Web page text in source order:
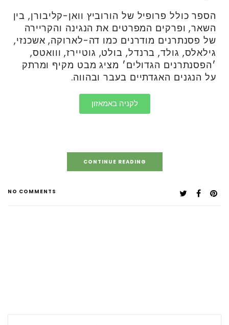
הספר כולל פרופיל של הורוביץ וואן-קליבורן, בין
השאר, ופרקים המפרטים את הנגינה והקריירה
של פסנתרנים מודרנים כמו דה-לארוקה, אשכנזי,
גילאלס, גולד, ברנדל, בולט, גוטיירז, ווואטס,
׳הפסנתרנים הגדולים׳ מציג מבט מקיף ומרתק
על הנגנים האגדתיים בעבר ובהווה.
לקניה באמאזון
CONTINUE READING
NO COMMENTS